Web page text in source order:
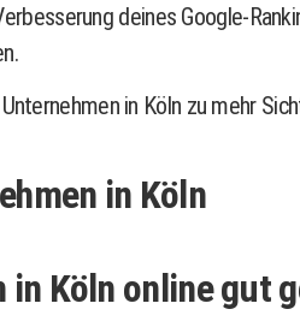
deines Google-
in Köln zu mehr
in Köln
Köln online gut